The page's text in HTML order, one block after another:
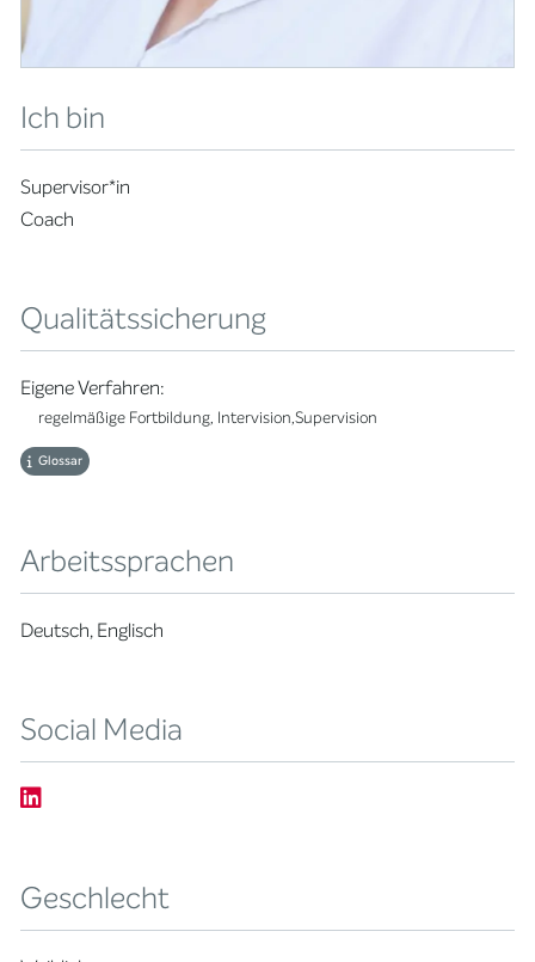
Ich bin
Supervisor*in
Coach
Qualitätssicherung
Eigene Verfahren:
regelmäßige Fortbildung, Intervision,Supervision
Glossar
Arbeitssprachen
Deutsch, Englisch
Social Media
Geschlecht